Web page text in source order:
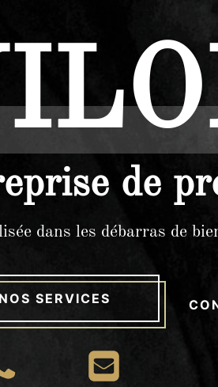
de
dans les débarras de
NOS SERVICES